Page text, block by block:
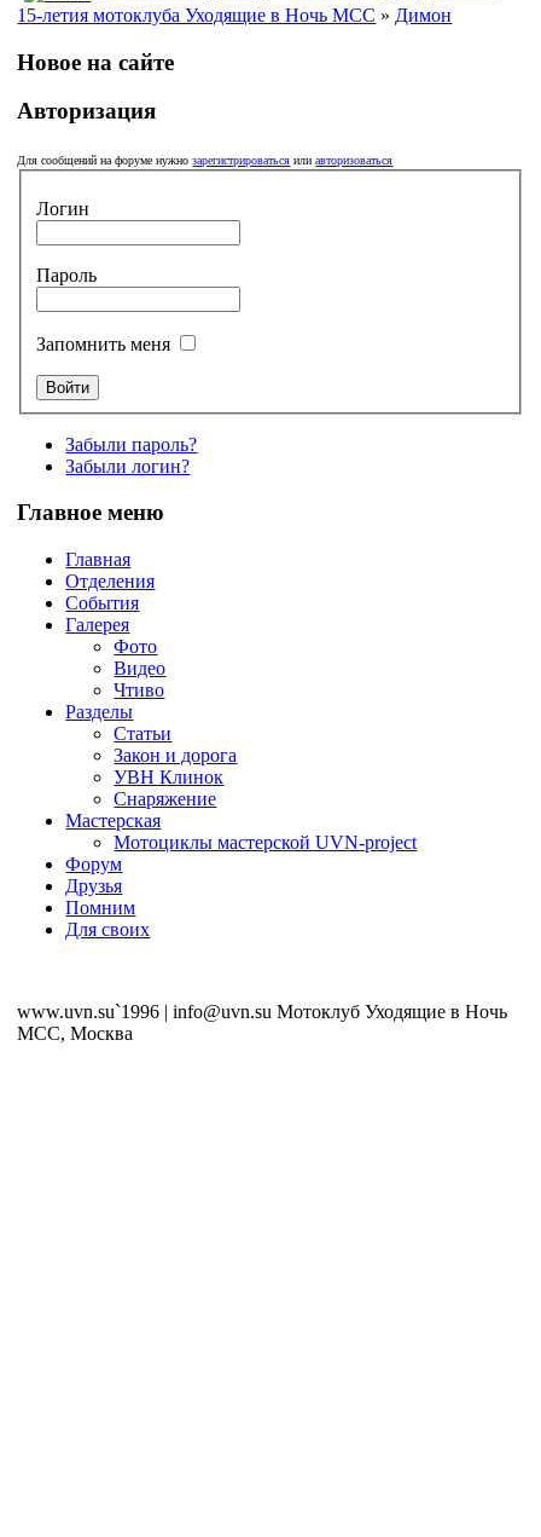
15-летия мотоклуба Уходящие в Ночь МСС » Димон
Новое на сайте
Авторизация
Для сообщений на форуме нужнозарегистрироваться илиавторизоваться
Логин
Пароль
Запомнить меня
Забыли пароль?
Забыли логин?
Главное меню
Главная
Отделения
События
Галерея
Фото
Видео
Чтиво
Разделы
Статьи
Закон и дорога
УВН Клинок
Снаряжение
Мастерская
Мотоциклы мастерской UVN-project
Форум
Друзья
Помним
Для своих
www.uvn.su`1996 | info@uvn.su Мотоклуб Уходящие в Ночь
MCC, Москва